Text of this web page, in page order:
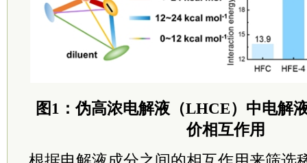
图1：伪高浓电解液（LHCE）中电解
价相互作用